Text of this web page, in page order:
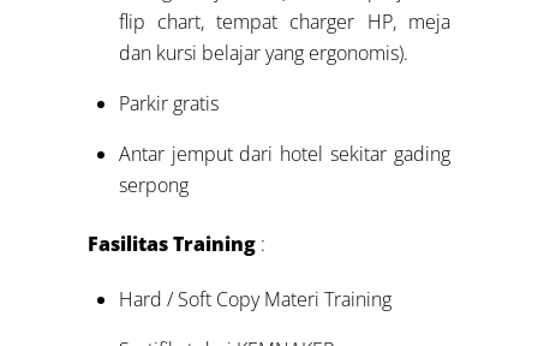
flip chart, tempat charger HP, meja
dan kursi belajar yang ergonomis).
Parkir gratis
Antar jemput dari hotel sekitar gading
serpong
Fasilitas Training :
Hard / Soft Copy Materi Training